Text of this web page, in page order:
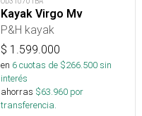
Kayak Virgo Mv
P&H kayak
$ 1.599.000
en 6cuotas de $266.500sin
interés
ahorras $63.960 por
transferencia.